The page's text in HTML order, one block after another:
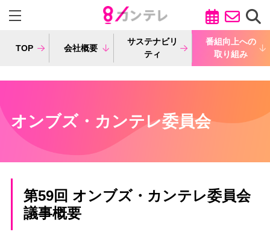
TOP 会社概要
サステナビリ
ティ
番組向上への
取り組み
オンブズ・カンテレ委員会
第59回 オンブズ・カンテレ委員会
議事概要